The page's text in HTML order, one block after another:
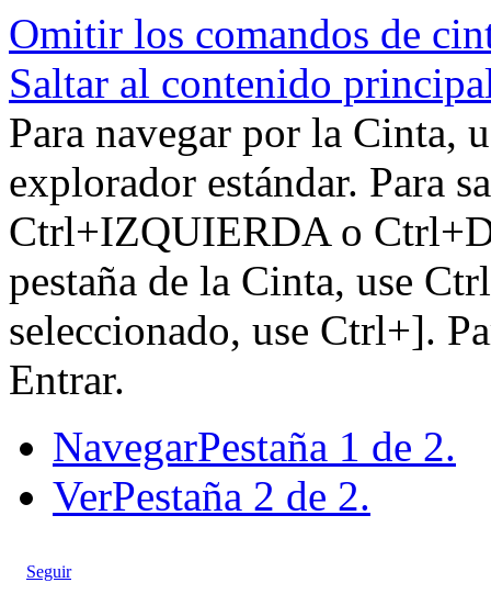
Omitir los comandos de
Saltar al contenido
Para navegar por la Cinta,
explorador estándar. Para
Ctrl+IZQUIERDA o
pestaña de la Cinta, use
seleccionado, use Ctrl+].
Entrar.
NavegarPestaña 1 de 2.
VerPestaña 2 de 2.
Seguir